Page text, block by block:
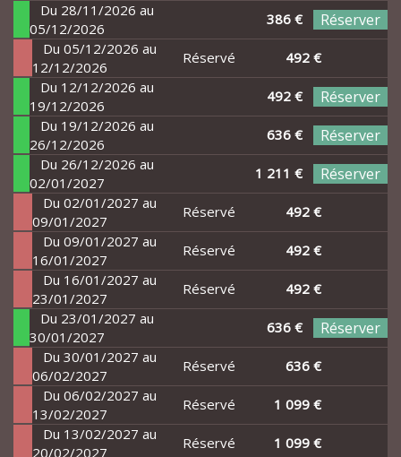
Du 28/11/2026 au
05/12/2026
386 € Réserver
Du 05/12/2026 au
12/12/2026
Réservé
492 €
Du 12/12/2026 au
19/12/2026
492 € Réserver
Du 19/12/2026 au
26/12/2026
636 € Réserver
Du 26/12/2026 au
02/01/2027
1 211 € Réserver
Du 02/01/2027 au
09/01/2027
Réservé
492 €
Du 09/01/2027 au
16/01/2027
Réservé
492 €
Du 16/01/2027 au
23/01/2027
Réservé
492 €
Du 23/01/2027 au
30/01/2027
636 € Réserver
Du 30/01/2027 au
06/02/2027
Réservé
636 €
Du 06/02/2027 au
13/02/2027
Réservé
1 099 €
Du 13/02/2027 au
20/02/2027
Réservé
1 099 €